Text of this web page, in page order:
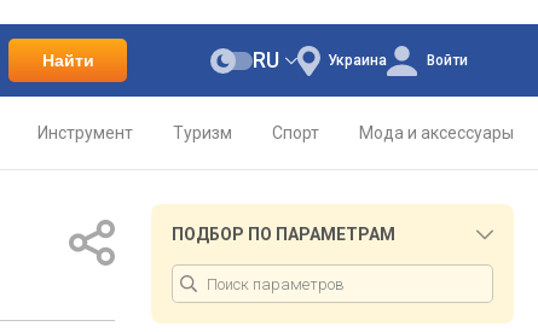
Найти Украина
RU Войти
Инструмент Туризм Спорт Мода и аксессуары
ПОДБОР ПО ПАРАМЕТРАМ